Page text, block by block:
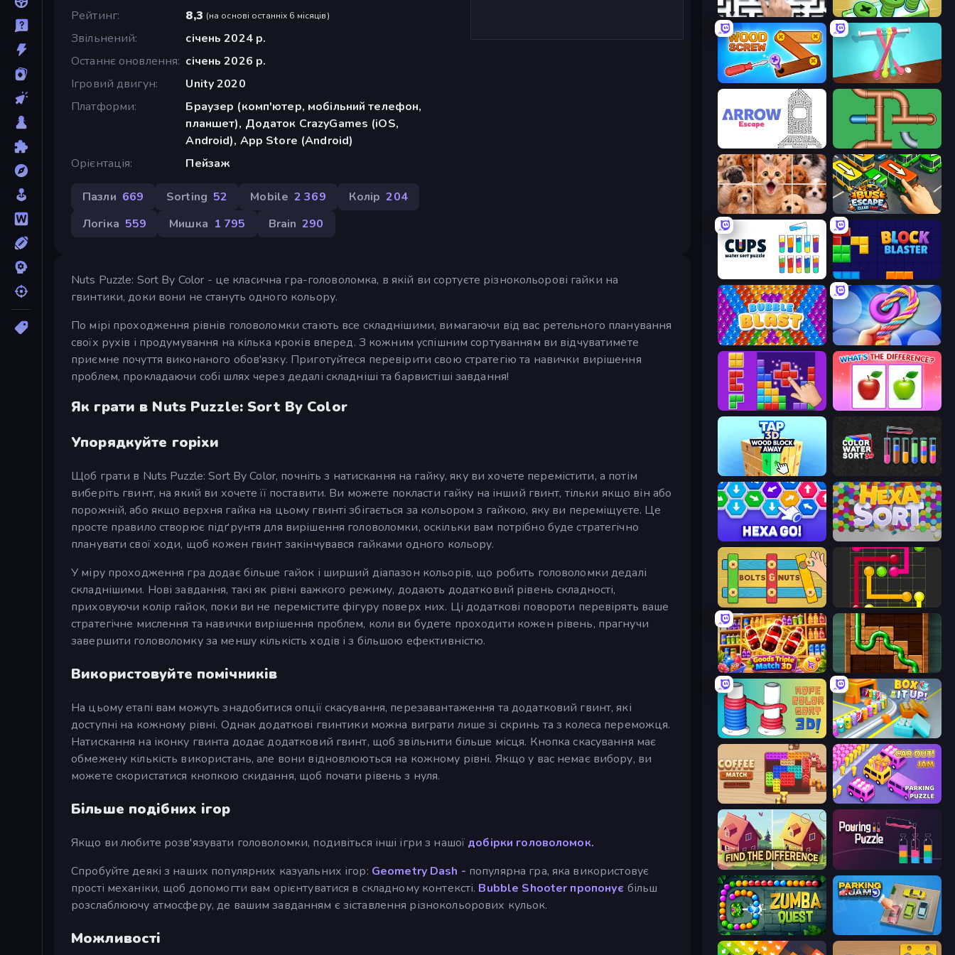
Рейтинг
8,3 (на основі останніх 6 місяців)
Звільнений
січень 2024 р.
Останнє оновлення січень 2026 р.
Ігровий двигун
Unity 2020
Платформи
Браузер (комп'ютер, мобільний телефон,
планшет), Додаток CrazyGames (iOS,
Android), App Store (Android)
Орієнтація
Пейзаж
Пазли 669 Sorting 52 Mobile 2 369 Колір 204
Логіка 559 Мишка 1 795 Brain 290
Nuts Puzzle: Sort By Color - це класична гра-головоломка, в якій ви сортуєте різнокольорові гайки на
гвинтики, доки вони не стануть одного кольору.
По мірі проходження рівнів головоломки стають все складнішими, вимагаючи від вас ретельного планування
своїх рухів і продумування на кілька кроків вперед. З кожним успішним сортуванням ви відчуватимете
приємне почуття виконаного обов'язку. Приготуйтеся перевірити свою стратегію та навички вирішення
проблем, прокладаючи собі шлях через дедалі складніші та барвистіші завдання!
Як грати в Nuts Puzzle: Sort By Color
Упорядкуйте горіхи
Щоб грати в Nuts Puzzle: Sort By Color, почніть з натискання на гайку, яку ви хочете перемістити, а потім
виберіть гвинт, на який ви хочете її поставити. Ви можете покласти гайку на інший гвинт, тільки якщо він або
порожній, або якщо верхня гайка на цьому гвинті збігається за кольором з гайкою, яку ви переміщуєте. Це
просте правило створює підґрунтя для вирішення головоломки, оскільки вам потрібно буде стратегічно
планувати свої ходи, щоб кожен гвинт закінчувався гайками одного кольору.
У міру проходження гра додає більше гайок і ширший діапазон кольорів, що робить головоломки дедалі
складнішими. Нові завдання, такі як рівні важкого режиму, додають додатковий рівень складності,
приховуючи колір гайок, поки ви не перемістите фігуру поверх них. Ці додаткові повороти перевірять ваше
стратегічне мислення та навички вирішення проблем, коли ви будете проходити кожен рівень, прагнучи
завершити головоломку за меншу кількість ходів і з більшою ефективністю.
Використовуйте помічників
На цьому етапі вам можуть знадобитися опції скасування, перезавантаження та додатковий гвинт, які
доступні на кожному рівні. Однак додаткові гвинтики можна виграти лише зі скринь та з колеса переможця.
Натискання на іконку гвинта додає додатковий гвинт, щоб звільнити більше місця. Кнопка скасування має
обмежену кількість використань, але вони відновлюються на кожному рівні. Якщо у вас немає вибору, ви
можете скористатися кнопкою скидання, щоб почати рівень з нуля.
Більше подібних ігор
Якщо ви любите розв'язувати головоломки, подивіться інші ігри з нашої добірки головоломок.
Спробуйте деякі з наших популярних казуальних ігор: Geometry Dash - популярна гра, яка використовує
прості механіки, щоб допомогти вам орієнтуватися в складному контексті. Bubble Shooter пропонує більш
розслаблюючу атмосферу, де вашим завданням є зіставлення різнокольорових кульок.
Можливості
Arrow Escape: Puzzle Screw Out: Bolts and Nuts
Wood Screw: Bolts Puzzle Tangle Master
Arrow Escape Plumber Pipe Out
Jigpic Solitaire Bus Escape: Clear Jam
Cups - Water Sort Puzzle Block Blaster
Bubble Blast Twisted Tangle
BlockBuster Puzzle What's The Difference?
Hexa GO!
Bolts and Nuts Flow Mania
Goods Triple Match 3D Pipe Puzzle
Rope Color Sort 3D Box It Up
Car OUT! Jam Parking Puzzle
Find The Difference
Zumba Quest